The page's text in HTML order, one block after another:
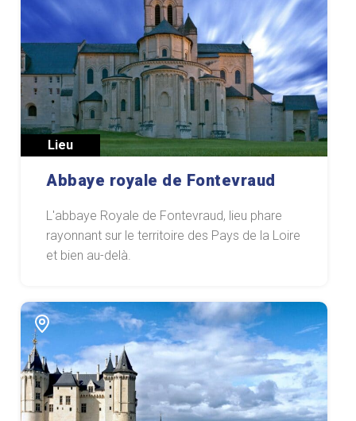
Lieu
Abbaye royale de Fontevraud
L'abbaye Royale de Fontevraud, lieu phare
rayonnant sur le territoire des Pays de la Loire
et bien au-delà.